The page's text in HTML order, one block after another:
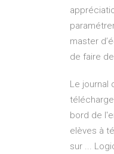
master
de faire
Le journal
bord de
elèves à
sur ...